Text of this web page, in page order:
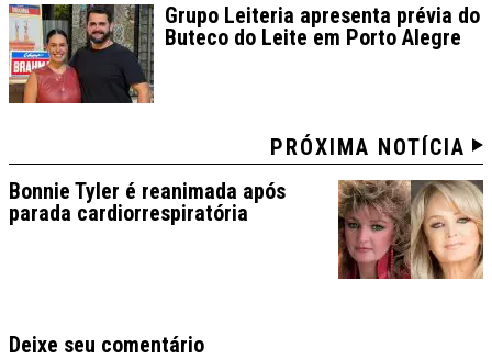
Grupo Leiteria apresenta prévia do
Buteco do Leite em Porto Alegre
PRÓXIMA NOTÍCIA
Bonnie Tyler é reanimada após
parada cardiorrespiratória
Deixe seu comentário